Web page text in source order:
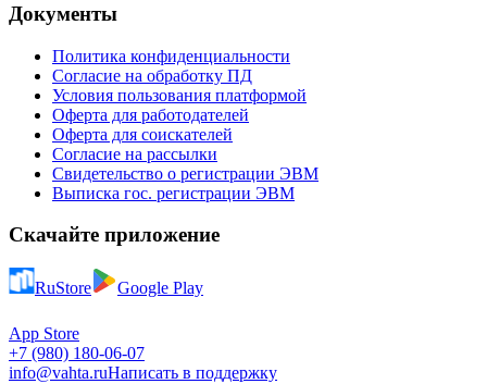
Документы
Политика конфиденциальности
Согласие на обработку ПД
Условия пользования платформой
Оферта для работодателей
Оферта для соискателей
Согласие на рассылки
Свидетельство о регистрации ЭВМ
Выписка гос. регистрации ЭВМ
Скачайте приложение
RuStore Google Play
App Store
+7 (980) 180-06-07
info@vahta.ruНаписать в поддержку